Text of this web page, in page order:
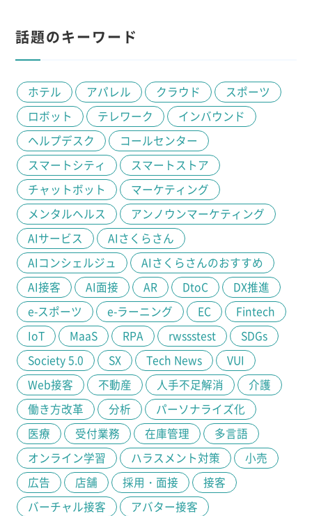
話題のキーワード
ホテル アパレル クラウド
スポーツ
ロボット
テレワーク
インバウンド
ヘルプデスク
コールセンター
スマートシティ
スマートストア
チャットボット
マーケティング
メンタルヘルス
アンノウンマーケティング
AIサービス
AIさくらさん
AIコンシェルジュ
AIさくらさんのおすすめ
AI接客
AI面接 AR DtoC
DX推進
e-スポーツ
e-ラーニング EC
Fintech
IoT
MaaS RPA rwssstest
SDGs
Society 5.0
SX Tech News
VUI
Web接客
不動産 人手不足解消
介護
働き方改革
分析
パーソナライズ化
医療
受付業務 在庫管理
多言語
オンライン学習
ハラスメント対策
小売
広告
店舗 採用・面接
接客
バーチャル接客
アバター接客